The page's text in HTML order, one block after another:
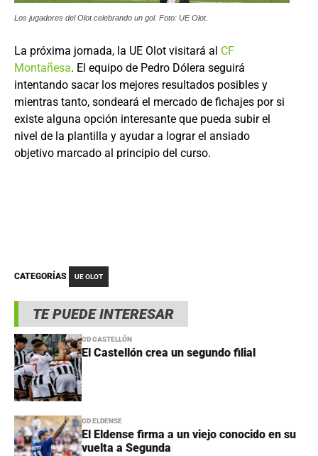
TE PUEDE INTERESAR
CD CASTELLÓN
El Castellón crea un segundo filial
CD ELDENSE
El Eldense firma a un viejo conocido en su
vuelta a Segunda
Los jugadores del Olot celebrando un gol. Foto: UE Olot.
La próxima jornada, la UE Olot visitará al CF
Montañesa. El equipo de Pedro Dólera seguirá
intentando sacar los mejores resultados posibles y
mientras tanto, sondeará el mercado de fichajes por si
existe alguna opción interesante que pueda subir el
nivel de la plantilla y ayudar a lograr el ansiado
objetivo marcado al principio del curso.
CATEGORÍAS UE OLOT